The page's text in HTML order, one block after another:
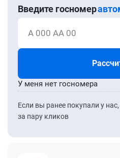
Введите госномер
А 000 АА 00
Если вы ранее покупали у
за пару кликов
У меня нет госномера